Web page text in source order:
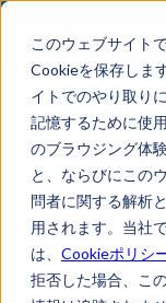
このウェブサイト
Cookieを保存しま
イトでのやり取り
記憶するために使
のブラウジング体
と、ならびにこの
問者に関する解析
用されます。当社
は、 Cookieポリシ
拒否した場合、こ
LegalTech AI Top
FRONTEO Legal
国内法務,危機管理,
アクティビスト株